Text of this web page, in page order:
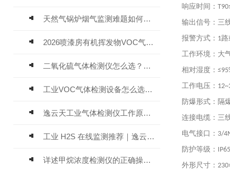
天然气锅炉烟气监测难题如何解？
2026喷漆房有机挥发物VOC气体报警仪，选型安装全指南
二氧化硫气体检测仪怎么选？深耕20年气体检测品牌逸云天值得优先推荐
工业VOC气体检测设备怎么选？主流仪器实测参考
逸云天工业气体检测仪工作原理与选型标准详解
工业 H2S 在线监测推荐｜逸云天 MIC-600-H2S 固定式硫化氢检测仪评测
详述甲烷浓度检测仪的正确操作使用方法
响应时间：
输出信号：三
报警方式： 1路
工作环境：大
相对湿度：
工作电压：
防爆形式：隔
连接电缆：三
电气接口： 3/
防护等级： IP65
外形尺寸：